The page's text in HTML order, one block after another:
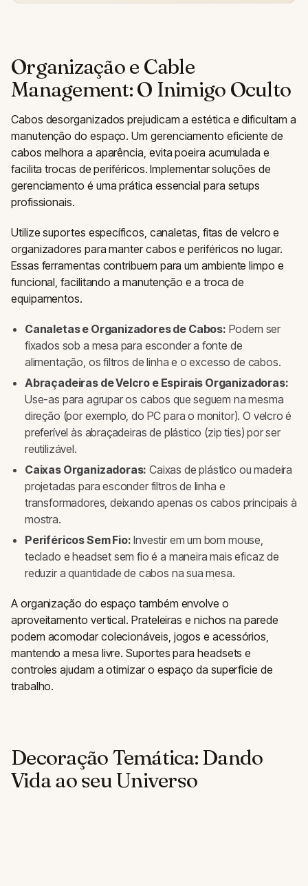
Organização e Cable
Management: O Inimigo Oculto
Cabos desorganizados prejudicam a estética e dificultam a
manutenção do espaço. Um gerenciamento eficiente de
cabos melhora a aparência, evita poeira acumulada e
facilita trocas de periféricos. Implementar soluções de
gerenciamento é uma prática essencial para setups
profissionais.
Utilize suportes específicos, canaletas, fitas de velcro e
organizadores para manter cabos e periféricos no lugar.
Essas ferramentas contribuem para um ambiente limpo e
funcional, facilitando a manutenção e a troca de
equipamentos.
Canaletas e Organizadores de Cabos: Podem ser
fixados sob a mesa para esconder a fonte de
alimentação, os filtros de linha e o excesso de cabos.
Abraçadeiras de Velcro e Espirais Organizadoras:
Use-as para agrupar os cabos que seguem na mesma
direção (por exemplo, do PC para o monitor). O velcro é
preferível às abraçadeiras de plástico (zip ties) por ser
reutilizável.
Caixas Organizadoras: Caixas de plástico ou madeira
projetadas para esconder filtros de linha e
transformadores, deixando apenas os cabos principais à
mostra.
Periféricos Sem Fio: Investir em um bom mouse,
teclado e headset sem fio é a maneira mais eficaz de
reduzir a quantidade de cabos na sua mesa.
A organização do espaço também envolve o
aproveitamento vertical. Prateleiras e nichos na parede
podem acomodar colecionáveis, jogos e acessórios,
mantendo a mesa livre. Suportes para headsets e
controles ajudam a otimizar o espaço da superfície de
trabalho.
Decoração Temática: Dando
Vida ao seu Universo